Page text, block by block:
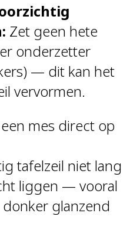
Zet geen hete
onderzetter
— dit kan het
vervormen.
mes direct op
tafelzeil niet lang
liggen — vooral
glanzend